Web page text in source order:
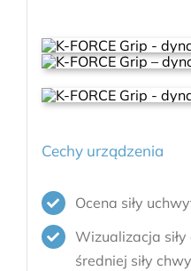
Cechy urządzenia
Ocena siły
Wizualizacja
średniej siły